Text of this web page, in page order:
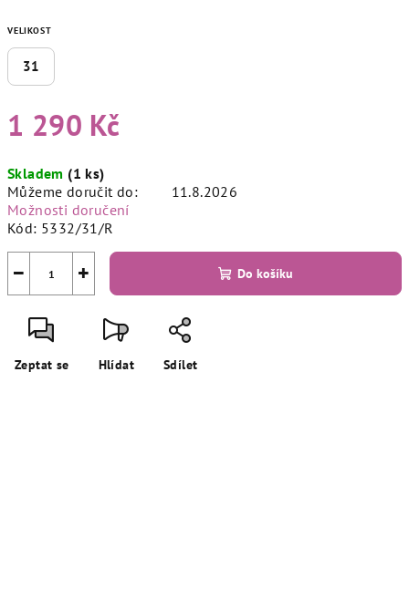
VELIKOST
31
1 290 Kč
cena:
Skladem (1 ks)
Můžeme doručit do:
11.8.2026
Možnosti doručení
Kód: 5332/31/R
+
− Do košíku
Zeptat se Hlídat Sdílet